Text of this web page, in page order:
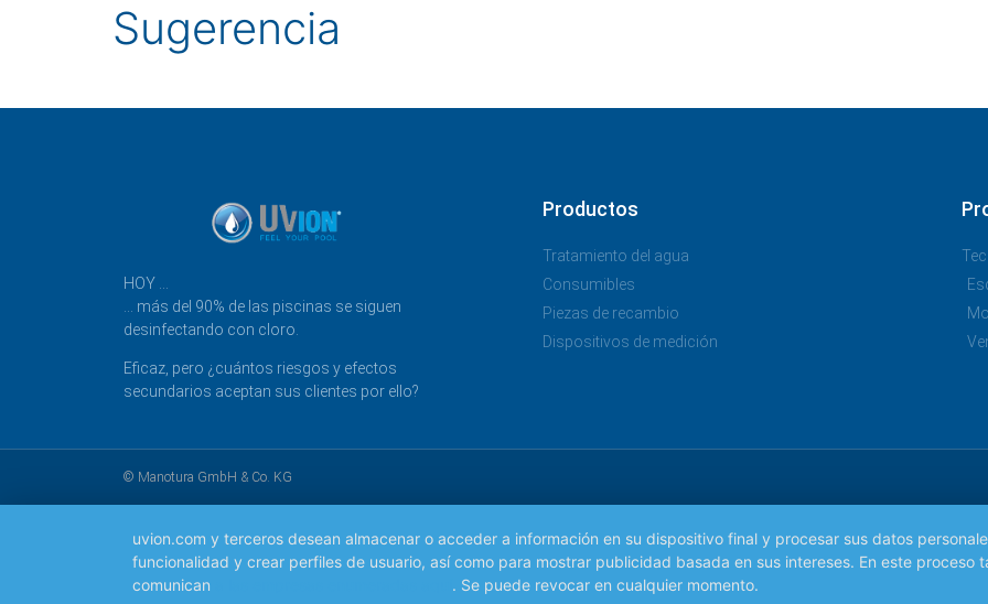
Sugerencia
HOY …
… más del 90% de las piscinas se siguen
desinfectando con cloro.
Eficaz, pero ¿cuántos riesgos y efectos
secundarios aceptan sus clientes por ello?
Productos
Tratamiento del agua
Consumibles
Piezas de recambio
Dispositivos de medición
© Manotura GmbH & Co. KG
uvion.com y terceros desean almacenar o acceder a información en su dispositivo final y procesar sus datos
funcionalidad y crear perfiles de usuario, así como para mostrar publicidad basada en sus intereses. En este proceso
comunican
. Se puede revocar en cualquier momento.